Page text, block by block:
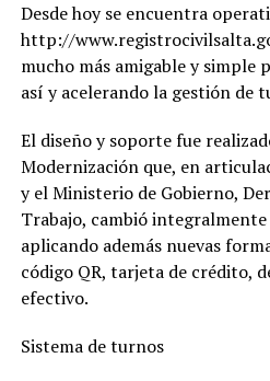
Desde hoy se encuentra
http://
mucho más amigable y simple
así y acelerando la gestión de
El diseño y soporte fue
Modernización que, en
y el Ministerio de Gobierno,
Trabajo, cambió
aplicando además nuevas
código QR, tarjeta de crédito,
efectivo.
Sistema de turnos